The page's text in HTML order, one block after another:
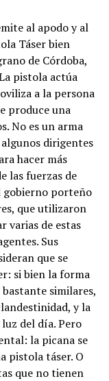
al apodo y al
Táser bien
de Córdoba,
pistola actúa
a la persona
produce una
No es un arma
dirigentes
hacer más
las fuerzas de
gobierno porteño
que utilizaron
varias de estas
Sus
que se
si bien la forma
bastante similares,
y la
del día. Pero
la picana se
pistola táser. O
que no tienen